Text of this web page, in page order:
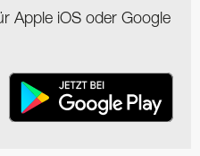
Apple iOS oder Google